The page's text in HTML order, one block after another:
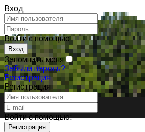
Вход
Войти с помощью:
Запомнить меня
Забыли пароль?
Регистрация
Регистрация
Войти с помощью: